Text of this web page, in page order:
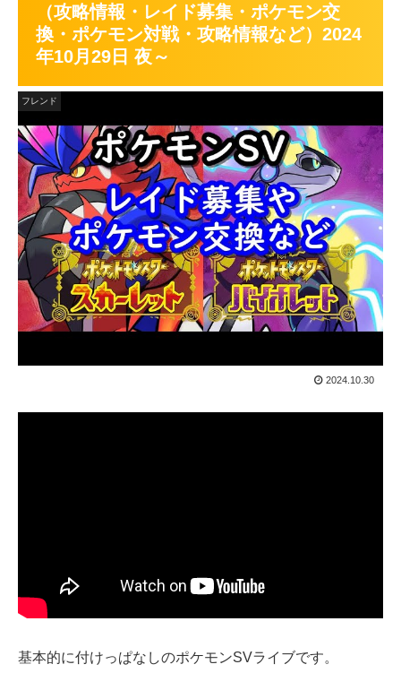
（攻略情報・レイド募集・ポケモン交
換・ポケモン対戦・攻略情報など）2024
年10月29日 夜～
フレンド
2024.10.30
基本的に付けっぱなしのポケモンSVライブです。